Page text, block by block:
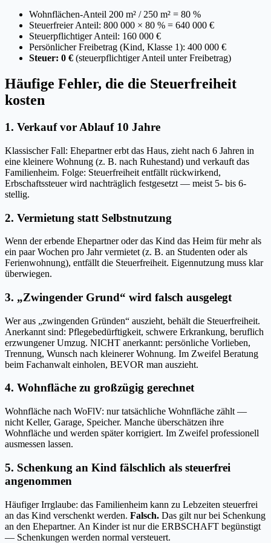
Wohnflächen-Anteil 200 m² / 250 m² = 80 %
Steuerfreier Anteil: 800 000 × 80 % = 640 000 €
Steuerpflichtiger Anteil: 160 000 €
Persönlicher Freibetrag (Kind, Klasse 1): 400 000 €
Steuer: 0 € (steuerpflichtiger Anteil unter Freibetrag)
Häufige Fehler, die die Steuerfreiheit
kosten
1. Verkauf vor Ablauf 10 Jahre
Klassischer Fall: Ehepartner erbt das Haus, zieht nach 6 Jahren in
eine kleinere Wohnung (z. B. nach Ruhestand) und verkauft das
Familienheim. Folge: Steuerfreiheit entfällt rückwirkend,
Erbschaftssteuer wird nachträglich festgesetzt — meist 5- bis 6-
stellig.
2. Vermietung statt Selbstnutzung
Wenn der erbende Ehepartner oder das Kind das Heim für mehr als
ein paar Wochen pro Jahr vermietet (z. B. an Studenten oder als
Ferienwohnung), entfällt die Steuerfreiheit. Eigennutzung muss klar
überwiegen.
3. „Zwingender Grund“ wird falsch ausgelegt
Wer aus „zwingenden Gründen“ auszieht, behält die Steuerfreiheit.
Anerkannt sind: Pflegebedürftigkeit, schwere Erkrankung, beruflich
erzwungener Umzug. NICHT anerkannt: persönliche Vorlieben,
Trennung, Wunsch nach kleinerer Wohnung. Im Zweifel Beratung
beim Fachanwalt einholen, BEVOR man auszieht.
4. Wohnfläche zu großzügig gerechnet
Wohnfläche nach WoFlV: nur tatsächliche Wohnfläche zählt —
nicht Keller, Garage, Speicher. Manche überschätzen ihre
Wohnfläche und werden später korrigiert. Im Zweifel professionell
ausmessen lassen.
5. Schenkung an Kind fälschlich als steuerfrei
angenommen
Häufiger Irrglaube: das Familienheim kann zu Lebzeiten steuerfrei
an das Kind verschenkt werden. Falsch. Das gilt nur bei Schenkung
an den Ehepartner. An Kinder ist nur die ERBSCHAFT begünstigt
— Schenkungen werden normal versteuert.